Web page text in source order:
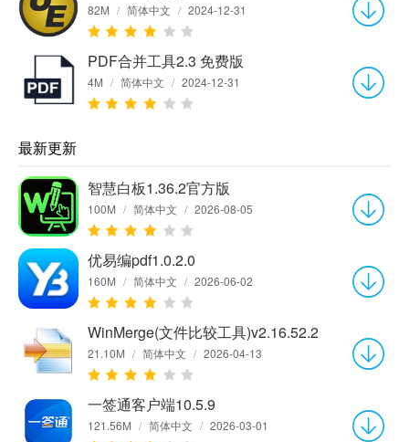
82M / 简体中文 / 2024-12-31
PDF合并工具2.3 免费版
4M / 简体中文 / 2024-12-31
最新更新
智慧白板1.36.2官方版
100M / 简体中文 / 2026-08-05
优易编pdf1.0.2.0
160M / 简体中文 / 2026-06-02
WinMerge(文件比较工具)v2.16.52.2
21.10M / 简体中文 / 2026-04-13
一签通客户端10.5.9
121.56M / 简体中文 / 2026-03-01